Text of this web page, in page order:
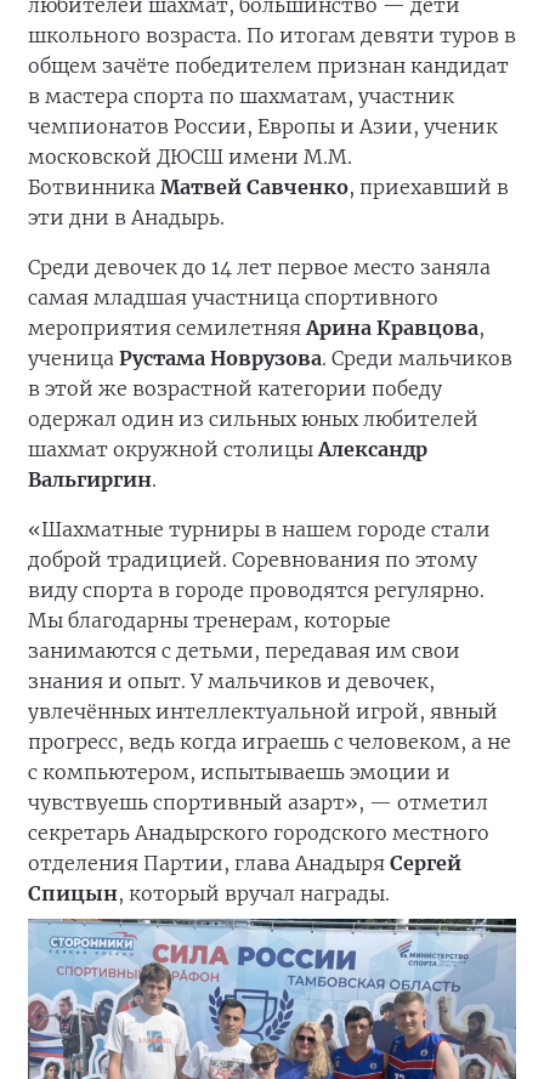
На площадке Чукотского окружного
профильного лицея в Чукотке в рамках
марафона «Сила России» состоялся
шахматный турнир, организаторами которого
выступили региональный совет сторонников
«Единой России», Федерация шахмат
Чукотского автономного округа и
В интеллектуальном состязании, длившемся
чуть более двух часов, приняли участие 25
любителей шахмат, большинство — дети
школьного возраста. По итогам девяти туров в
общем зачёте победителем признан кандидат
в мастера спорта по шахматам, участник
чемпионатов России, Европы и Азии, ученик
БотвинникаМатвей Савченко, приехавший в
эти дни в Анадырь.
Среди девочек до 14 лет первое место заняла
самая младшая участница спортивного
мероприятия семилетняяАрина Кравцова
ученицаРустама Новрузова. Среди мальчиков
в этой же возрастной категории победу
одержал один из сильных юных любителей
шахмат окружной столицыАлександр
Вальгиргин.
«Шахматные турниры в нашем городе стали
доброй традицией. Соревнования по этому
виду спорта в городе проводятся регулярно.
Мы благодарны тренерам, которые
занимаются с детьми, передавая им свои
знания и опыт. У мальчиков и девочек,
увлечённых интеллектуальной игрой, явный